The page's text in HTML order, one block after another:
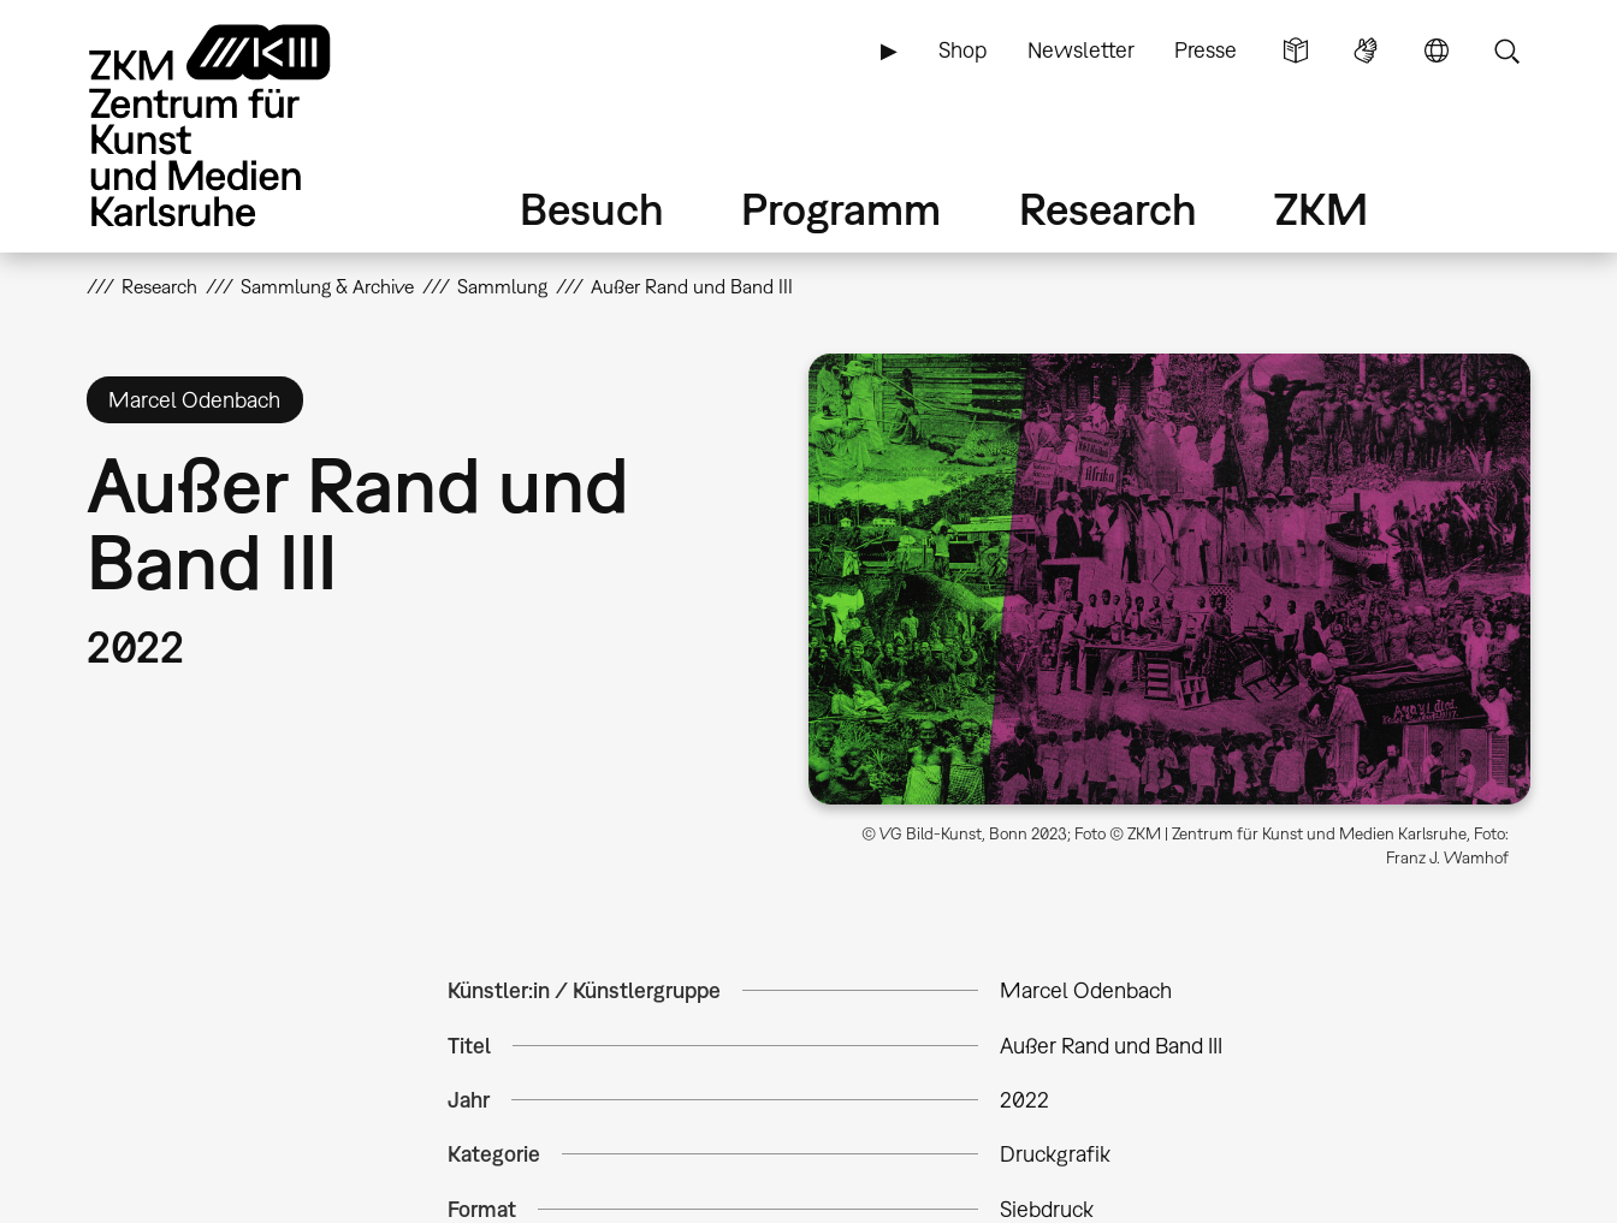
▶ Shop Newsletter Presse
Besuch Programm Research ZKM
Research Sammlung & Archive Sammlung Außer Rand und Band III
Marcel Odenbach
Außer Rand und
Band III
2022
© VG Bild-Kunst, Bonn 2023; Foto © ZKM | Zentrum für Kunst und Medien Karlsruhe, Foto:
Franz J. Wamhof
Künstler:in / Künstlergruppe Marcel Odenbach
Titel Außer Rand und Band III
Jahr 2022
Kategorie Druckgrafik
Format Siebdruck